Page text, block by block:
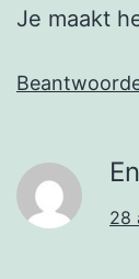
Je maakt
28